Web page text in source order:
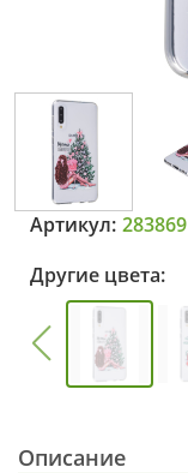
Артикул: 283869
Другие цвета:
Описание